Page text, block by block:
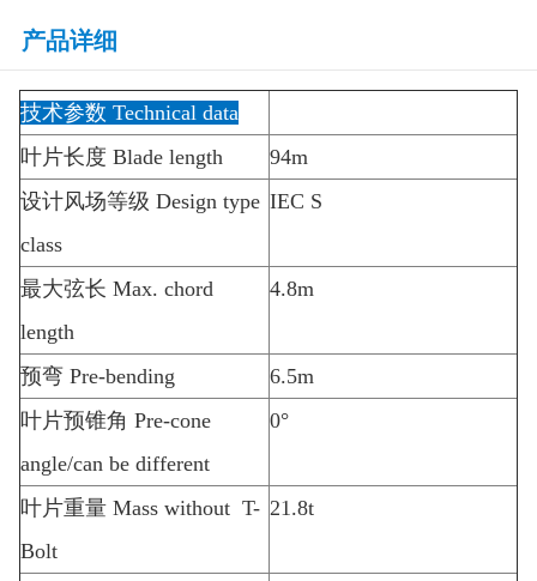
产品详细
技术参数 Technical data
叶片长度 Blade length
94m
设计风场等级 Design type
class
IEC S
最大弦长 Max. chord
length
4.8m
预弯Pre-bending
6.5m
叶片预锥角 Pre-cone
angle/can be different
0°
叶片重量Mass without T-
Bolt
21.8t